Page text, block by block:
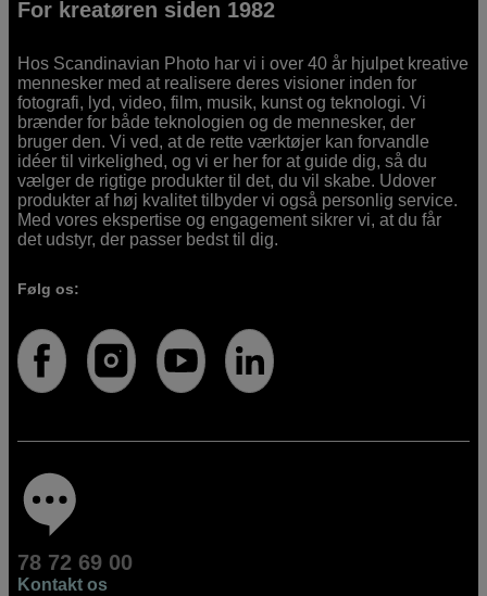
For kreatøren siden 1982
Hos Scandinavian Photo har vi i over 40 år hjulpet kreative
mennesker med at realisere deres visioner inden for
fotografi, lyd, video, film, musik, kunst og teknologi. Vi
brænder for både teknologien og de mennesker, der
bruger den. Vi ved, at de rette værktøjer kan forvandle
idéer til virkelighed, og vi er her for at guide dig, så du
vælger de rigtige produkter til det, du vil skabe. Udover
produkter af høj kvalitet tilbyder vi også personlig service.
Med vores ekspertise og engagement sikrer vi, at du får
det udstyr, der passer bedst til dig.
Følg os:
78 72 69 00
Kontakt os